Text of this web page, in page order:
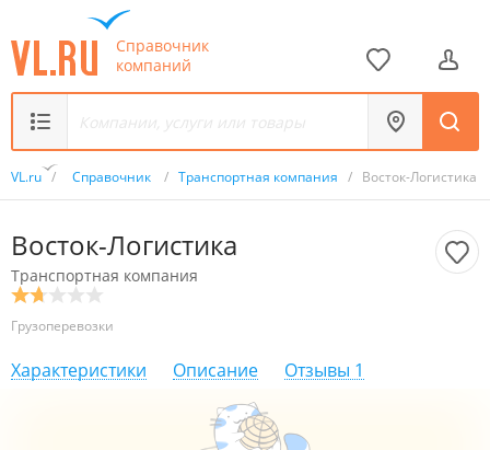
Справочник
компаний
VL.ru / Справочник / Транспортная компания / Восток-Логистика
Восток-Логистика
Транспортная компания
Грузоперевозки
Характеристики Описание Отзывы 1